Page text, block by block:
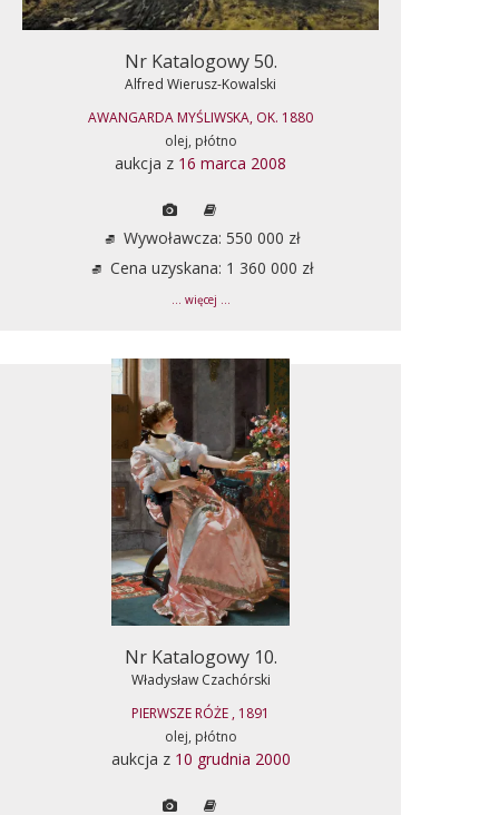
Nr Katalogowy 50.
Alfred Wierusz-Kowalski
AWANGARDA MYŚLIWSKA, OK. 1880
olej, płótno
aukcja z 16 marca 2008
Wywoławcza: 550 000 zł
Cena uzyskana: 1 360 000 zł
... więcej ...
Nr Katalogowy 10.
Władysław Czachórski
PIERWSZE RÓŻE , 1891
olej, płótno
aukcja z 10 grudnia 2000